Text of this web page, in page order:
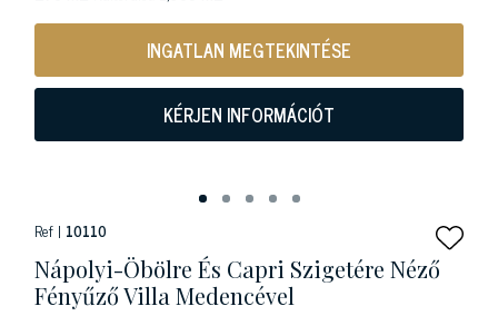
INGATLAN MEGTEKINTÉSE
KÉRJEN INFORMÁCIÓT
Ref | 10110
Nápolyi-Öbölre És Capri Szigetére Néző
Fényűző Villa Medencével